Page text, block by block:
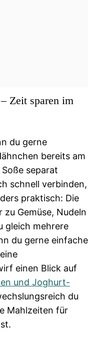
Zeit sparen im
du gerne
bereits am
separat
schnell verbinden,
praktisch: Die
Gemüse, Nudeln
gleich mehrere
du gerne einfache
einen Blick auf
und Joghurt-
du
Mahlzeiten für